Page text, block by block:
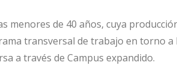
menores de 40 años, cuya
transversal de trabajo en torno a
a través de Campus expandido.